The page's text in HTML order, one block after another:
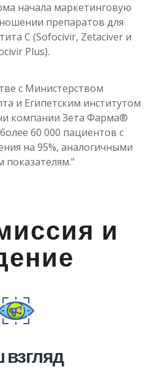
начала маркетинговую
препаратов для
С (Sofocivir, Zetaciver и
Plus).
с Министерством
и Египетским институтом
компании Зета Фарма®
60 000 пациентов с
на 95%, аналогичными
и
взгляд